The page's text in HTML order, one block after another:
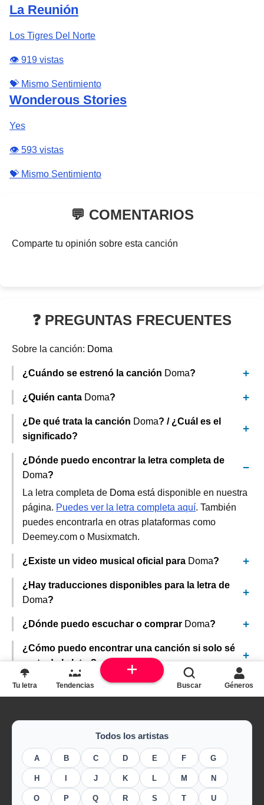
La Reunión
Los Tigres Del Norte
👁️ 919 vistas
💝 Mismo Sentimiento
Wonderous Stories
Yes
👁️ 593 vistas
💝 Mismo Sentimiento
💬 COMENTARIOS
Comparte tu opinión sobre esta canción
❓ PREGUNTAS FRECUENTES
Sobre la canción: Doma
¿Cuándo se estrenó la canción Doma?
¿Quién canta Doma?
¿De qué trata la canción Doma? / ¿Cuál es el
significado?
¿Dónde puedo encontrar la letra completa de
Doma?
La letra completa de Doma está disponible en nuestra
página. Puedes ver la letra completa aquí. También
puedes encontrarla en otras plataformas como
Deemey.com o Musixmatch.
¿Existe un video musical oficial para Doma?
¿Hay traducciones disponibles para la letra de
Doma?
¿Dónde puedo escuchar o comprar Doma?
¿Cómo puedo encontrar una canción si solo sé
parte de la letra?
Todos los artistas
A B C D E F G
H J K L M N
O P Q R S T U
Tu letra Tendencias Buscar Géneros